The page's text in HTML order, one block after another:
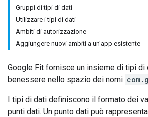
Gruppi di tipi di dati
Utilizzare i tipi di dati
Ambiti di autorizzazione
Aggiungere nuovi ambiti a un'app esistente
Google Fit fornisce un insieme di tipi di
benessere nello spazio dei nomi
I tipi di dati definiscono il formato dei
punti dati. Un punto dati può